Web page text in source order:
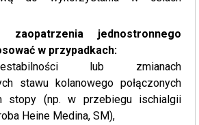
zaopatrzenia jednostronnego
w przypadkach:
lub zmianach
stawu kolanowego połączonych
stopy (np. w przebiegu ischialgii
Heine Medina, SM),